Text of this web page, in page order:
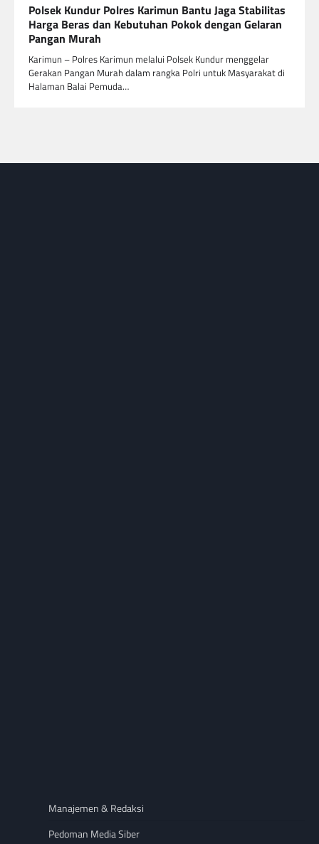
Polsek Kundur Polres Karimun Bantu Jaga Stabilitas
Harga Beras dan Kebutuhan Pokok dengan Gelaran
Pangan Murah
Karimun – Polres Karimun melalui Polsek Kundur menggelar
Gerakan Pangan Murah dalam rangka Polri untuk Masyarakat di
Halaman Balai Pemuda…
Manajemen & Redaksi
Pedoman Media Siber